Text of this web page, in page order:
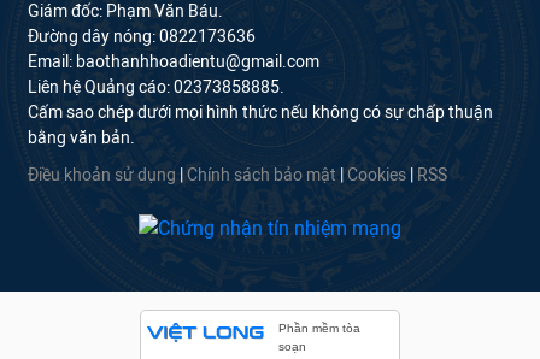
Giám đốc: Phạm Văn Báu.
Đường dây nóng: 0822173636
Email: baothanhhoadientu@gmail.com
Liên hệ Quảng cáo: 02373858885.
Cấm sao chép dưới mọi hình thức nếu không có sự chấp thuận
bằng văn bản.
Điều khoản sử dụng Chính sách bảo mật Cookies RSS
Phần mềm tòa
soạn